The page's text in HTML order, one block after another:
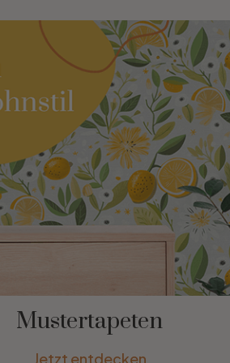
Mustertapeten
Jetzt entdecken